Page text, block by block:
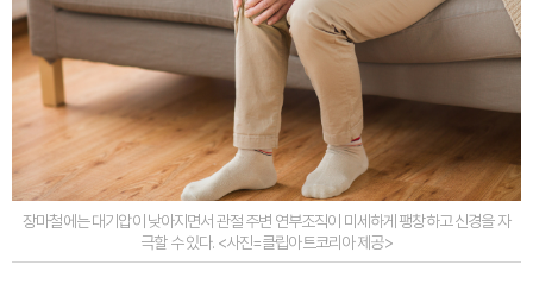
장마철에는 대기압이 낮아지면서 관절 주변 연부조직이 미세하게 팽창하고 신경을 자
극할 수 있다. <사진=클립아트코리아 제공>